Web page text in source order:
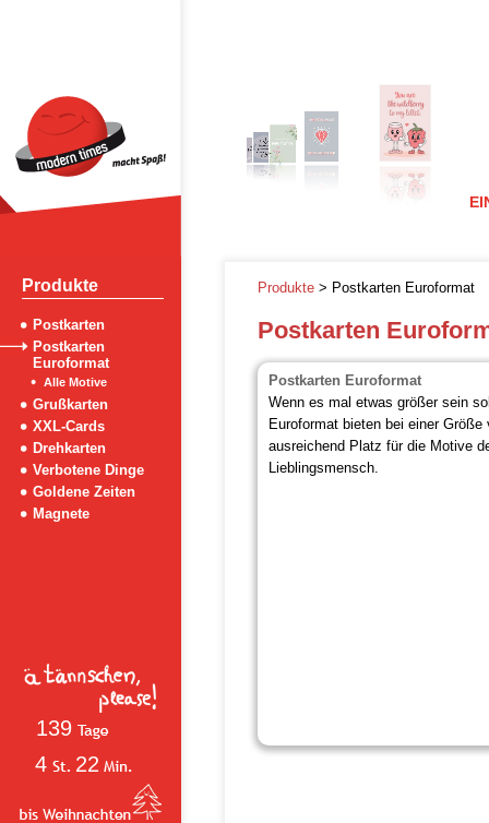
Produkte
Postkarten
Postkarten
Euroformat
Alle Motive
Grußkarten
XXL-Cards
Drehkarten
Verbotene Dinge
Goldene Zeiten
Magnete
139
4
22
Produkte > Postkarten Euroformat
Postkarten
Postkarten Euroformat
Wenn es mal etwas größer sein
Euroformat bieten bei einer
ausreichend Platz für die Motive
Lieblingsmensch.